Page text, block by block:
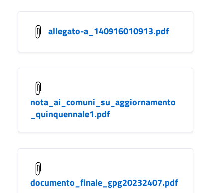
allegato-a_140916010913.pdf
nota_ai_comuni_su_aggiornamento
_quinquennale1.pdf
documento_finale_gpg20232407.pdf